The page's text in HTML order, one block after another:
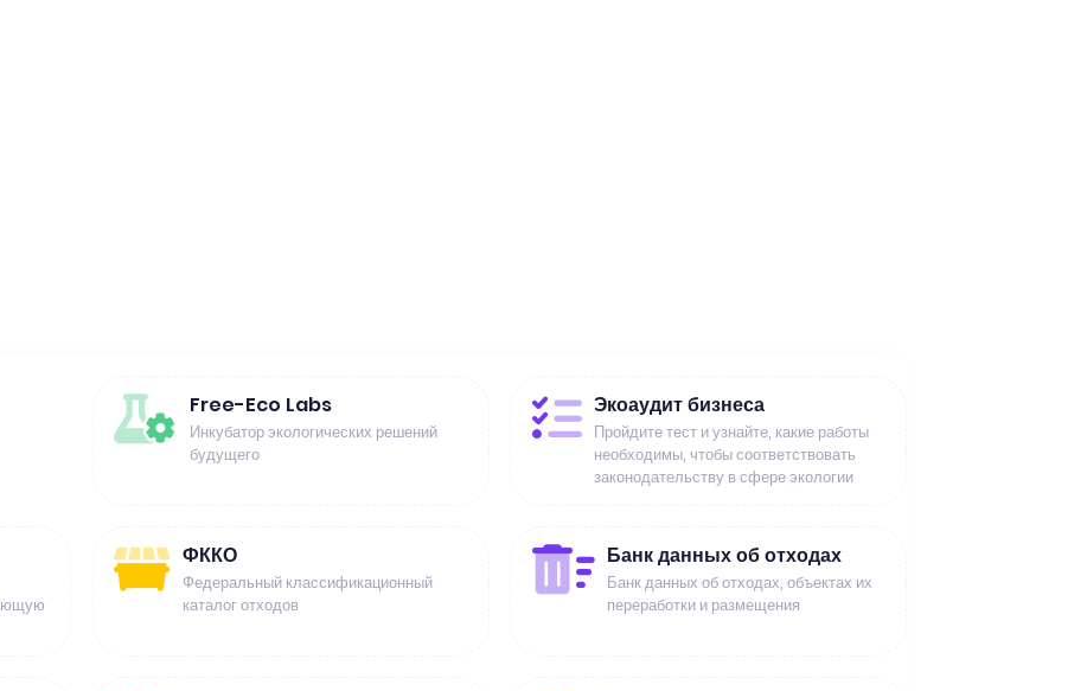
Free-Eco Labs
Инкубатор экологических решений
будущего
Экоаудит бизнеса
Пройдите тест и узнайте, какие работы
необходимы, чтобы соответствовать
законодательству в сфере экологии
ФККО
Федеральный классификационный
каталог отходов
Банк данных об отходах
Банк данных об отходах, объектах их
переработки и размещения